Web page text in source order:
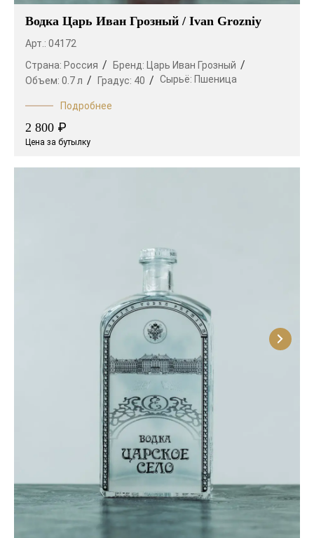
Водка Царь Иван Грозный / Ivan Grozniy
Арт.: 04172
Страна: Россия Бренд: Царь Иван Грозный
Объем: 0.7 л Градус: 40 Сырьё: Пшеница
Подробнее
2 800 ₽
Цена за бутылку